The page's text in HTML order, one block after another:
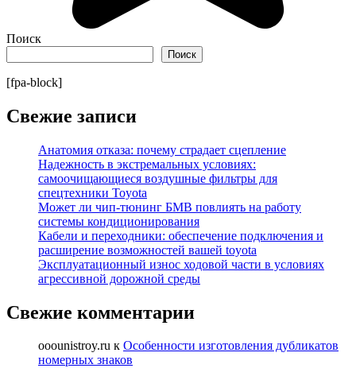
Поиск
Поиск
[fpa-block]
Свежие записи
Анатомия отказа: почему страдает сцепление
Надежность в экстремальных условиях:
самоочищающиеся воздушные фильтры для
спецтехники Toyota
Может ли чип-тюнинг БМВ повлиять на работу
системы кондиционирования
Кабели и переходники: обеспечение подключения и
расширение возможностей вашей toyota
Эксплуатационный износ ходовой части в условиях
агрессивной дорожной среды
Свежие комментарии
ooounistroy.ru к Особенности изготовления дубликатов
номерных знаков